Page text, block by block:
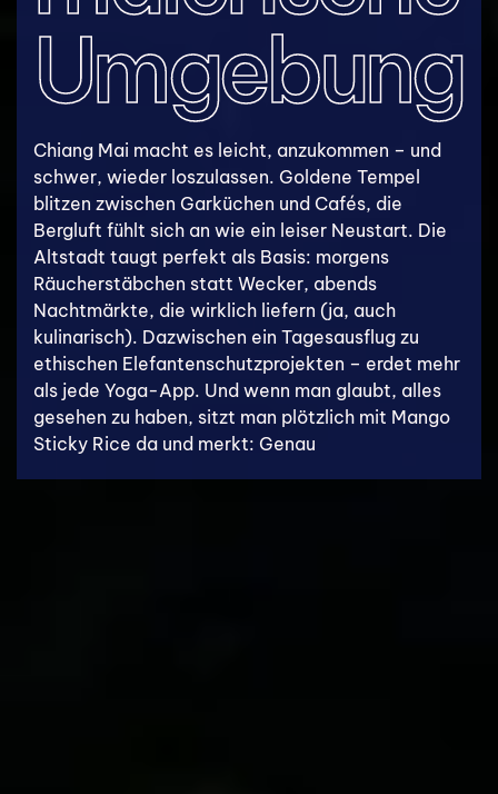
Umgebung
Chiang Mai macht es leicht, anzukommen – und
schwer, wieder loszulassen. Goldene Tempel
blitzen zwischen Garküchen und Cafés, die
Bergluft fühlt sich an wie ein leiser Neustart. Die
Altstadt taugt perfekt als Basis: morgens
Räucherstäbchen statt Wecker, abends
Nachtmärkte, die wirklich liefern (ja, auch
kulinarisch). Dazwischen ein Tagesausflug zu
ethischen Elefantenschutzprojekten – erdet mehr
als jede Yoga-App. Und wenn man glaubt, alles
gesehen zu haben, sitzt man plötzlich mit Mango
Sticky Rice da und merkt: Genau